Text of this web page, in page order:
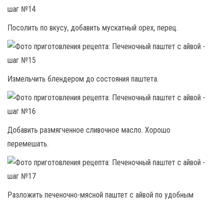
Посолить по вкусу, добавить мускатный орех, перец.
Измельчить блендером до состояния паштета.
Добавить размягченное сливочное масло. Хорошо
перемешать.
Разложить печеночно-мясной паштет с айвой по удобным